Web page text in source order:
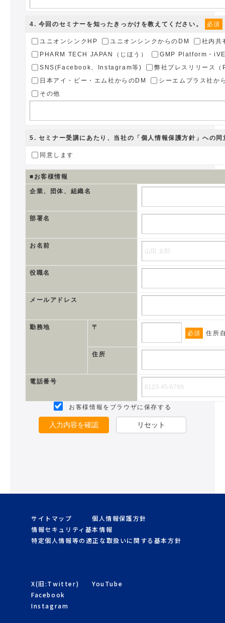
4. 今回のセミナーを知ったきっかけを教えてください。 必須
ユニオンシンクHP ユニオンシンクからのDM
社内共
PHARM TECH JAPAN（じほう）
GMP Platform・
SNS(Facebook、Instagram等)
弊社プレスリリース
日本アイ・ビー・エム社からのDM
シーエムプラス社か
その他
5. セミナー受講にあたり、当社の 「個人情報保護方針」への
同意します
■お客様情報
企業、団体、組織名
部署名
お名前
役職名
メールアドレス
勤務地
〒
必須
住所
住所
電話番号
お客様情報をブラウザに保存する
入力内容を確認 リセット
サイトマップ
個人情報保護方針
情報セキュリティ基本情報
特定個人情報等の適正な取扱いに関する基本方針
X(旧:Twitter)
YouTube
Facebook
Instagram